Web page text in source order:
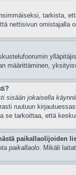
tarkista,
nettisivun omistajalla
määrittäminen,
sisään jokaisella
ruutuun
se tarkoittaa, että
paikallaolijoiden
paikallaolo. Mikäli